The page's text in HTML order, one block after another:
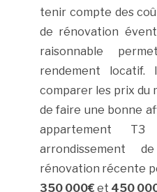
tenir compte des
de rénovation
raisonnable
rendement
comparer les prix du
de faire une bonne
appartement
arrondissement
rénovation récente
350 000€et 450